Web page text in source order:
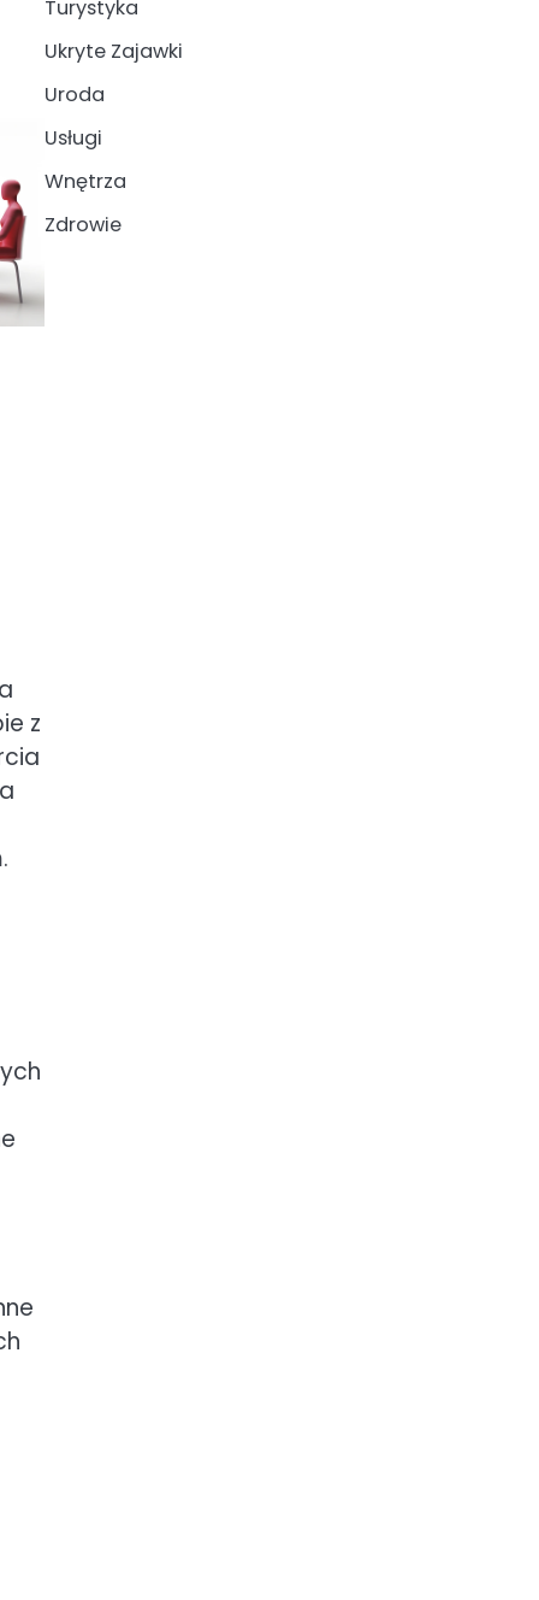
z
Turystyka
Ukryte Zajawki
Uroda
Usługi
Wnętrza
Zdrowie